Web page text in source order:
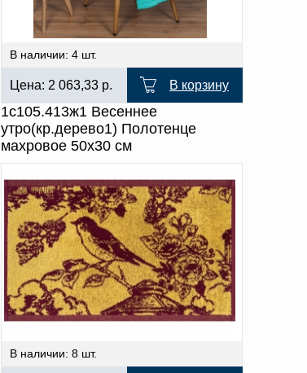
В наличии: 4 шт.
Цена: 2 063,33 р. В корзину
1с105.413ж1 Весеннее
утро(кр.дерево1) Полотенце
махровое 50х30 см
В наличии: 8 шт.